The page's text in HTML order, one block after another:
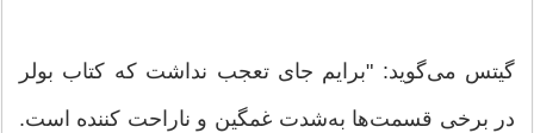
گیتس می‌گوید: "برایم جای تعجب نداشت که کتاب بولر
در برخی قسمت‌ها به‌شدت غمگین و ناراحت کننده است.